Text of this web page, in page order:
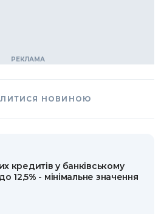
НОВИНОЮ
кредитів у банківському
12,5% - мінімальне значення